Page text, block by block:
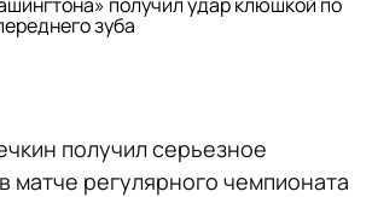
зуба
получил серьезное
матче регулярного чемпионата